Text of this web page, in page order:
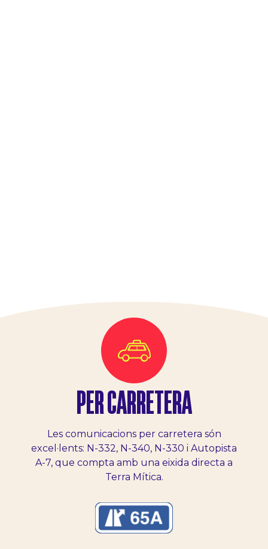
PER CARRETERA
Les comunicacions per carretera són
excel·lents: N-332, N-340, N-330 i Autopista
A-7, que compta amb una eixida directa a
Terra Mítica.